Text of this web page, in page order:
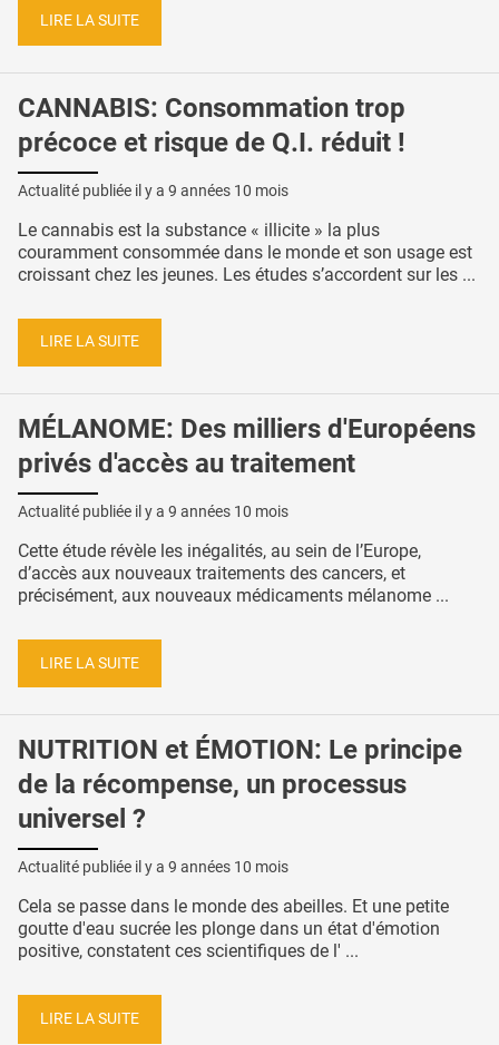
LIRE LA SUITE
CANNABIS: Consommation trop
précoce et risque de Q.I. réduit !
Actualité publiée il y a 9 années 10 mois
Le cannabis est la substance « illicite » la plus
couramment consommée dans le monde et son usage est
croissant chez les jeunes. Les études s’accordent sur les ...
LIRE LA SUITE
MÉLANOME: Des milliers d'Européens
privés d'accès au traitement
Actualité publiée il y a 9 années 10 mois
Cette étude révèle les inégalités, au sein de l’Europe,
d’accès aux nouveaux traitements des cancers, et
précisément, aux nouveaux médicaments mélanome ...
LIRE LA SUITE
NUTRITION et ÉMOTION: Le principe
de la récompense, un processus
universel ?
Actualité publiée il y a 9 années 10 mois
Cela se passe dans le monde des abeilles. Et une petite
goutte d'eau sucrée les plonge dans un état d'émotion
positive, constatent ces scientifiques de l' ...
LIRE LA SUITE